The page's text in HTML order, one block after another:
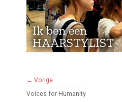
Ik ben een
HAARSTYLIST
← Vorige
Voices for Humanity